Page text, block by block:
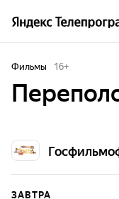
Фильмы 16+
ЗАВТРА